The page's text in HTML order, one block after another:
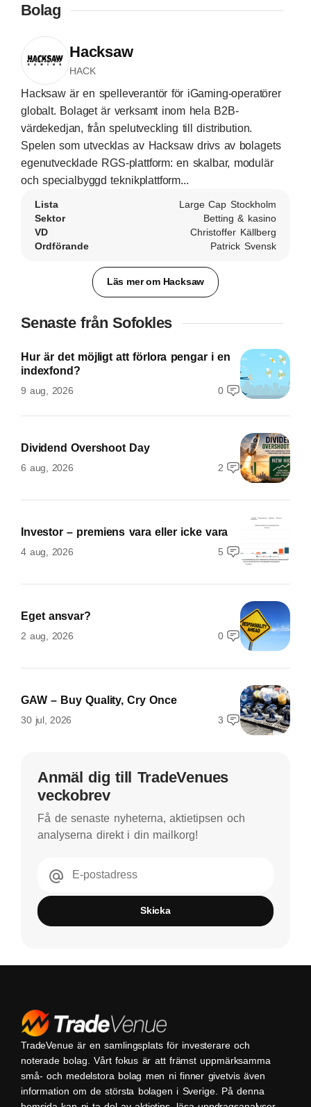
Bolag
Hacksaw
HACK
Hacksaw är en spelleverantör för iGaming-operatörer
globalt. Bolaget är verksamt inom hela B2B-
värdekedjan, från spelutveckling till distribution.
Spelen som utvecklas av Hacksaw drivs av bolagets
egenutvecklade RGS-plattform: en skalbar, modulär
och specialbyggd teknikplattform...
Lista
Large Cap Stockholm
Sektor
Betting & kasino
VD
Christoffer Källberg
Ordförande
Patrick Svensk
Läs mer om Hacksaw
Senaste från Sofokles
Hur är det möjligt att förlora pengar i en
indexfond?
9 aug, 2026 0
Dividend Overshoot Day
6 aug, 2026 2
Investor – premiens vara eller icke vara
4 aug, 2026 5
Eget ansvar?
2 aug, 2026 0
GAW – Buy Quality, Cry Once
30 jul, 2026 3
Anmäl dig till TradeVenues
veckobrev
Få de senaste nyheterna, aktietipsen och
analyserna direkt i din mailkorg!
E-postadress
Skicka
TradeVenue är en samlingsplats för investerare och
noterade bolag. Vårt fokus är att främst uppmärksamma
små- och medelstora bolag men ni finner givetvis även
information om de största bolagen i Sverige. På denna